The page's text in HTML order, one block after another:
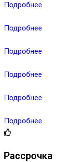
Подробнее
Подробнее
Подробнее
Подробнее
Подробнее
Подробнее
Рассрочка